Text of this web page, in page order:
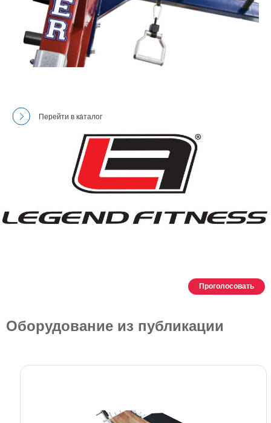
Перейти в каталог
Проголосовать
Оборудование из публикации